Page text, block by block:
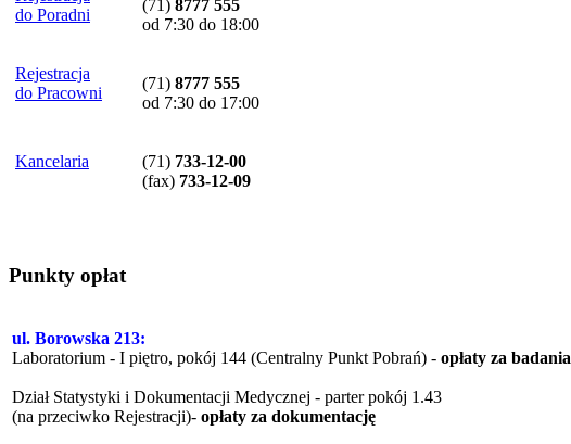
do Poradni
(71) 8777 555
od 7:30 do 18:00
Rejestracja
do Pracowni
(71) 8777 555
od 7:30 do 17:00
Kancelaria (71) 733-12-00
(fax) 733-12-09
Punkty opłat
ul. Borowska 213:
Laboratorium - I piętro, pokój 144 (Centralny Punkt Pobrań) - opłaty za badania
Dział Statystyki i Dokumentacji Medycznej - parter pokój 1.43
(na przeciwko Rejestracji)- opłaty za dokumentację